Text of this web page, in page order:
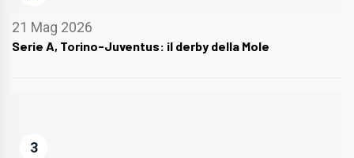
21 Mag 2026
Serie A, Torino-Juventus: il derby della Mole
3